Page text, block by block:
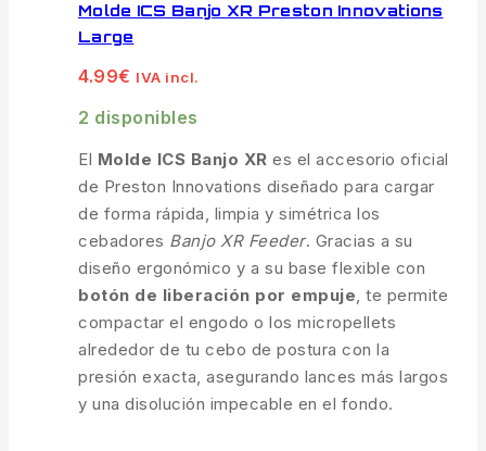
Molde ICS Banjo XR Preston Innovations
Large
4.99€ IVA incl.
2 disponibles
El Molde ICS Banjo XR es el accesorio oficial
de Preston Innovations diseñado para cargar
de forma rápida, limpia y simétrica los
cebadores Banjo XR Feeder. Gracias a su
diseño ergonómico y a su base flexible con
botón de liberación por empuje , te permite
compactar el engodo o los micropellets
alrededor de tu cebo de postura con la
presión exacta, asegurando lances más largos
y una disolución impecable en el fondo.